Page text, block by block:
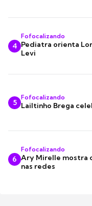
4
Fofocalizando
Pediatra orienta
Levi
5
Fofocalizando
Lailtinho Brega
6
Fofocalizando
Ary Mirelle mostra
nas redes